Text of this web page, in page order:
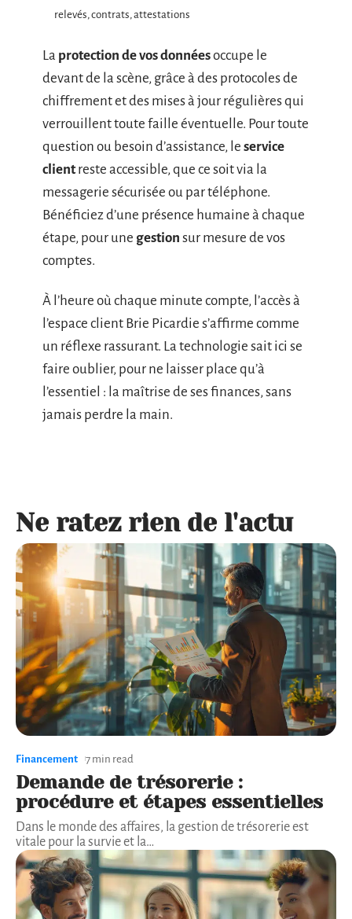
relevés, contrats, attestations
La protection de vos donnéesoccupe le
devant de la scène, grâce à des protocoles de
chiffrement et des mises à jour régulières qui
verrouillent toute faille éventuelle. Pour toute
question ou besoin d’assistance, le service
clientreste accessible, que ce soit via la
messagerie sécurisée ou par téléphone.
Bénéficiez d’une présence humaine à chaque
étape, pour une gestion sur mesure de vos
comptes.
À l’heure où chaque minute compte, l’accès à
l’espace client Brie Picardie s’affirme comme
un réflexe rassurant. La technologie sait ici se
faire oublier, pour ne laisser place qu’à
l’essentiel : la maîtrise de ses finances, sans
jamais perdre la main.
Ne ratez rien de l'actu
Financement 7 min read
Demande de trésorerie :
procédure et étapes essentielles
Dans le monde des affaires, la gestion de trésorerie est
vitale pour la survie et la…